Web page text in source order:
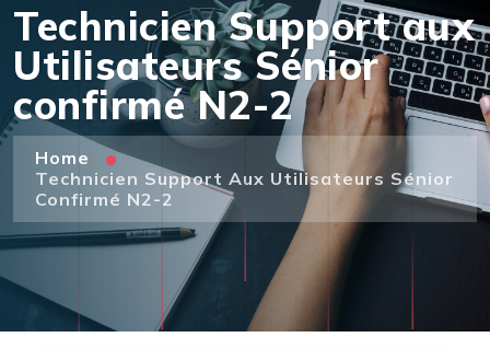
Technicien Support aux
Utilisateurs Sénior
confirmé N2-2
Home
Technicien Support Aux Utilisateurs Sénior
Confirmé N2-2